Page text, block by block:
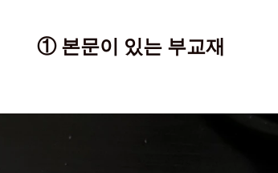
① 본문이 있는 부교재